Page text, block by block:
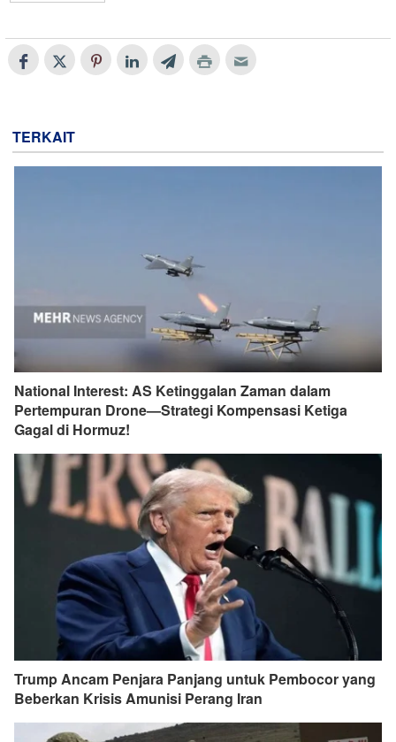
TERKAIT
National Interest: AS Ketinggalan Zaman dalam
Pertempuran Drone—Strategi Kompensasi Ketiga
Gagal di Hormuz!
Trump Ancam Penjara Panjang untuk Pembocor yang
Beberkan Krisis Amunisi Perang Iran